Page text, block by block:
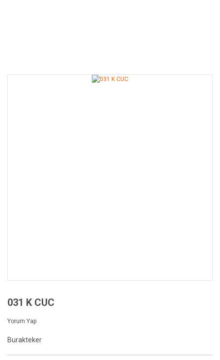
031 K CUC
Yorum Yap
Burakteker